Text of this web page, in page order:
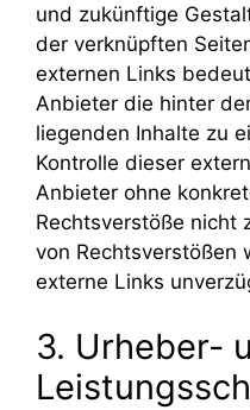
und zukünftige
der verknüpften
externen Links
Anbieter die hinter
liegenden Inhalte zu
Kontrolle dieser
Anbieter ohne
Rechtsverstöße nicht
von Rechtsverstößen
externe Links
3. Urheber-